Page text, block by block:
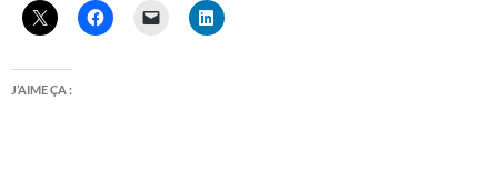
J’AIME ÇA :